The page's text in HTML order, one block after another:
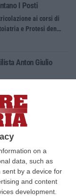
on a
data, such as
by a device for
and content
development.
I Posti
ai corsi di
e Protesi den…
Anton Giulio
in un’espressione
seduta odierna, su
il nuovo Protoc…